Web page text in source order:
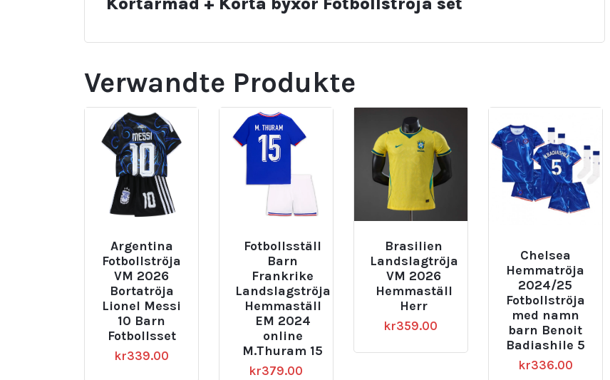
Verwandte Produkte
Argentina
Fotbollströja
VM 2026
Bortatröja
Lionel Messi
10 Barn
Fotbollsset
kr339.00
Fotbollsställ
Barn
Frankrike
Landslagströja
Hemmaställ
EM 2024
online
M.Thuram 15
kr379.00
Brasilien
Landslagtröja
VM 2026
Hemmaställ
Herr
kr359.00
Chelsea
Hemmatröja
2024/25
Fotbollströja
med namn
barn Benoit
Badiashile 5
kr336.00